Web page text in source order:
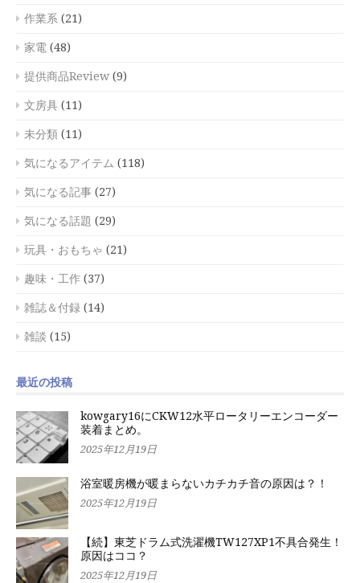
作業系 (21)
家電 (48)
提供商品Review (9)
文房具 (11)
未分類 (11)
気になるアイテム (118)
気になる記事 (27)
気になる話題 (29)
玩具・おもちゃ (21)
趣味・工作 (37)
雑誌＆付録 (14)
雑談 (15)
最近の投稿
kowgary16にCKW12水平ロータリーエンコーダー
装着まとめ。
2025年12月19日
浴室暖房機が暖まらないカチカチ音の原因は？！
2025年12月19日
【続】東芝ドラム式洗濯機TW127XP1不具合発生！
原因はココ？
2025年12月19日